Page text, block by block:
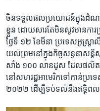
ចិន​ទទួល​ផលប្រយោជន៍​ក្នុងដំណា
ខ្លួន ​ដោយសារ​តែ​មិន​សូវ​មាន​ការ​
ថ្ងៃទី ១២ ខែមីនា ប្រទេសអូស្ត្រ
យល់ព្រម​នៅ​ក្នុង​កិច្ចសន្ទនា​សន្តិ
សាំង​ ១០០ លាន​ដូស ​ដែល​ផលិត​
នៅ​សហរដ្ឋអាមេរិក​ទៅ​កាន់​ប្រទ
២០២២ ​ដើម្បី​ទប់ទល់​នឹង​ឥទ្ធិព